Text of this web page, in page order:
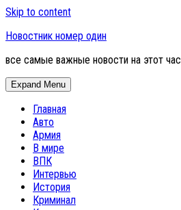
Skip to content
Новостник номер один
все самые важные новости на этот час
Expand Menu
Главная
Авто
Армия
В мире
ВПК
Интервью
История
Криминал